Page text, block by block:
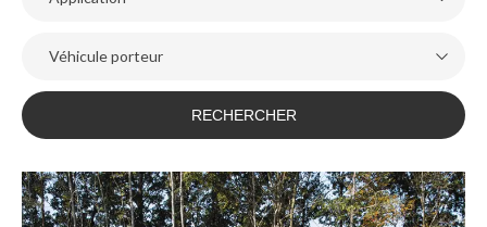
Véhicule porteur
RECHERCHER